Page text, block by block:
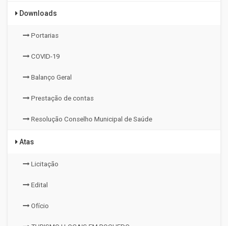
Downloads
Portarias
COVID-19
Balanço Geral
Prestação de contas
Resolução Conselho Municipal de Saúde
Atas
Licitação
Edital
Ofício